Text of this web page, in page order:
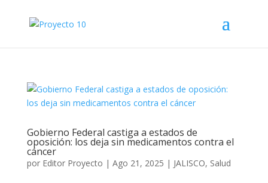
Gobierno Federal castiga a estados de
oposición: los deja sin medicamentos contra el
cáncer
por Editor Proyecto | Ago 21, 2025 | JALISCO, Salud